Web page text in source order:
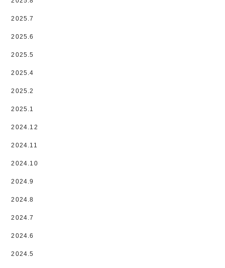
2025.7
2025.6
2025.5
2025.4
2025.2
2025.1
2024.12
2024.11
2024.10
2024.9
2024.8
2024.7
2024.6
2024.5